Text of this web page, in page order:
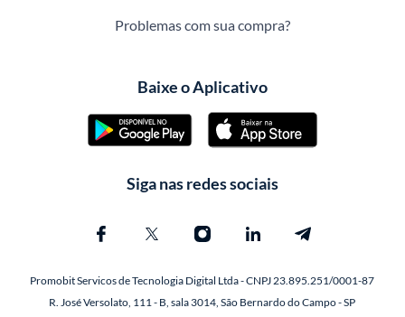
Problemas com sua compra?
Baixe o Aplicativo
Siga nas redes sociais
Promobit Servicos de Tecnologia Digital Ltda - CNPJ 23.895.251/0001-87
R. José Versolato, 111 - B, sala 3014, São Bernardo do Campo - SP